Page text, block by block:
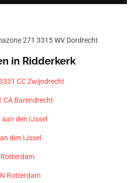
271 3315 WV Dordrecht
in Ridderkerk
CC Zwijndrecht
CA Barendrecht
den IJssel
den IJssel
Rotterdam